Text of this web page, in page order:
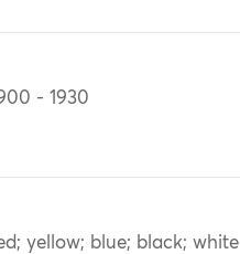
- 1930
yellow; blue; black; white